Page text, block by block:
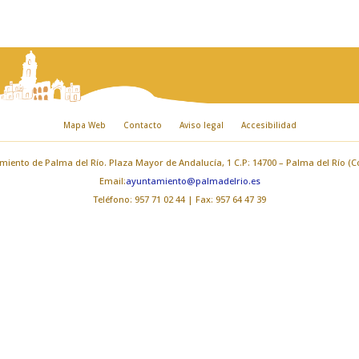
Mapa Web Contacto Aviso legal Accesibilidad
de Palma del Río. Plaza Mayor de Andalucía, 1 C.P: 14700 – Palma del Río
Email:ayuntamiento@palmadelrio.es
Teléfono: 957 71 02 44 | Fax: 957 64 47 39